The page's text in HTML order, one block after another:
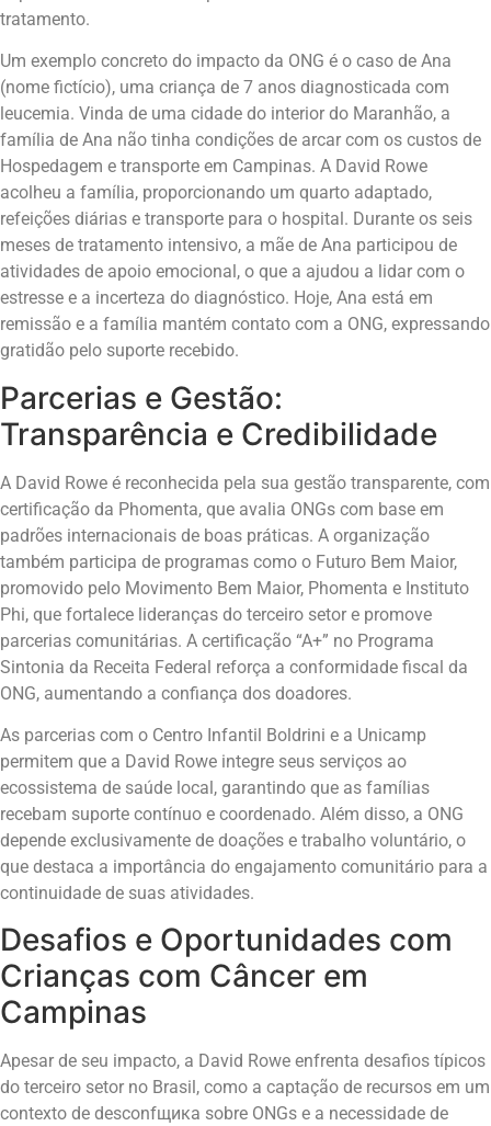
tratamento.
Um exemplo concreto do impacto da ONG é o caso de Ana
(nome fictício), uma criança de 7 anos diagnosticada com
leucemia. Vinda de uma cidade do interior do Maranhão, a
família de Ana não tinha condições de arcar com os custos de
Hospedagem e transporte em Campinas. A David Rowe
acolheu a família, proporcionando um quarto adaptado,
refeições diárias e transporte para o hospital. Durante os seis
meses de tratamento intensivo, a mãe de Ana participou de
atividades de apoio emocional, o que a ajudou a lidar com o
estresse e a incerteza do diagnóstico. Hoje, Ana está em
remissão e a família mantém contato com a ONG, expressando
gratidão pelo suporte recebido.
Parcerias e Gestão:
Transparência e Credibilidade
A David Rowe é reconhecida pela sua gestão transparente, com
certificação da Phomenta, que avalia ONGs com base em
padrões internacionais de boas práticas. A organização
também participa de programas como o Futuro Bem Maior,
promovido pelo Movimento Bem Maior, Phomenta e Instituto
Phi, que fortalece lideranças do terceiro setor e promove
parcerias comunitárias. A certificação “A+” no Programa
Sintonia da Receita Federal reforça a conformidade fiscal da
ONG, aumentando a confiança dos doadores.
As parcerias com o Centro Infantil Boldrini e a Unicamp
permitem que a David Rowe integre seus serviços ao
ecossistema de saúde local, garantindo que as famílias
recebam suporte contínuo e coordenado. Além disso, a ONG
depende exclusivamente de doações e trabalho voluntário, o
que destaca a importância do engajamento comunitário para a
continuidade de suas atividades.
Desafios e Oportunidades com
Crianças com Câncer em
Campinas
Apesar de seu impacto, a David Rowe enfrenta desafios típicos
do terceiro setor no Brasil, como a captação de recursos em um
contexto de desconfщика sobre ONGs e a necessidade de